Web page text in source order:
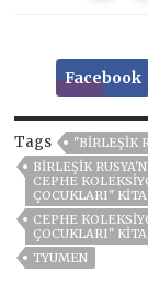
Facebook
Tags
"BIRLEŞIK
BIRLEŞIK
CEPHE
ÇOCUKLARI"
CEPHE
ÇOCUKLARI"
TYUMEN